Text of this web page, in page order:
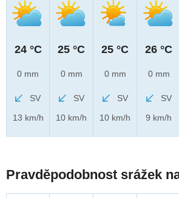
24 °C
0 mm
SV
13 km/h
25 °C
0 mm
SV
10 km/h
25 °C
0 mm
SV
10 km/h
26 °C
0 mm
SV
9 km/h
Pravděpodobnost srážek